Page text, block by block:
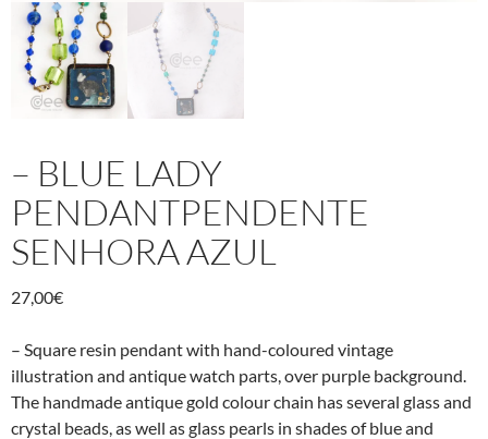
– BLUE LADY
PENDANTPENDENTE
SENHORA AZUL
27,00€
– Square resin pendant with hand-coloured vintage
illustration and antique watch parts, over purple background.
The handmade antique gold colour chain has several glass and
crystal beads, as well as glass pearls in shades of blue and